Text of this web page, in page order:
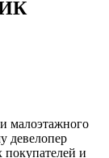
малоэтажного
девелопер
и